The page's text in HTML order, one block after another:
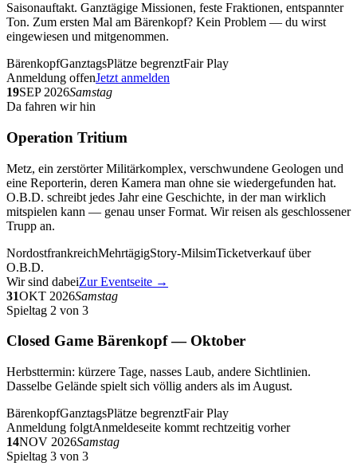
Saisonauftakt. Ganztägige Missionen, feste Fraktionen, entspannter
Ton. Zum ersten Mal am Bärenkopf? Kein Problem — du wirst
eingewiesen und mitgenommen.
BärenkopfGanztagsPlätze begrenztFair Play
Anmeldung offenJetzt anmelden
19SEP 2026Samstag
Da fahren wir hin
Operation Tritium
Metz, ein zerstörter Militärkomplex, verschwundene Geologen und
eine Reporterin, deren Kamera man ohne sie wiedergefunden hat.
O.B.D. schreibt jedes Jahr eine Geschichte, in der man wirklich
mitspielen kann — genau unser Format. Wir reisen als geschlossener
Trupp an.
NordostfrankreichMehrtägigStory-MilsimTicketverkauf über
O.B.D.
Wir sind dabeiZur Eventseite →
31OKT 2026Samstag
Spieltag 2 von 3
Closed Game Bärenkopf — Oktober
Herbsttermin: kürzere Tage, nasses Laub, andere Sichtlinien.
Dasselbe Gelände spielt sich völlig anders als im August.
BärenkopfGanztagsPlätze begrenztFair Play
Anmeldung folgtAnmeldeseite kommt rechtzeitig vorher
14NOV 2026Samstag
Spieltag 3 von 3